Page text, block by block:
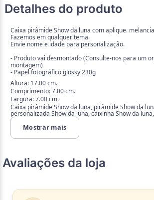
Detalhes do produto
Caixa pirâmide Show da luna com aplique. melancia
Fazemos em qualquer tema.
Envie nome e idade para personalização.
- Produto vai desmontado (Consulte-nos para um
montagem)
- Papel fotográfico glossy 230g
Altura: 17.00 cm.
Comprimento: 7.00 cm.
Largura: 7.00 cm.
Caixa pirâmide Show da luna, pirâmide Show da
personalizada Show da luna, caixinha Show da
Mostrar mais
Avaliações da loja